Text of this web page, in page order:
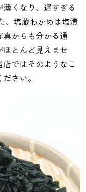
くなり、遅すぎる
、塩蔵わかめは塩漬
からも分かる通
ほとんど見えませ
ではそのようなこ
さい。